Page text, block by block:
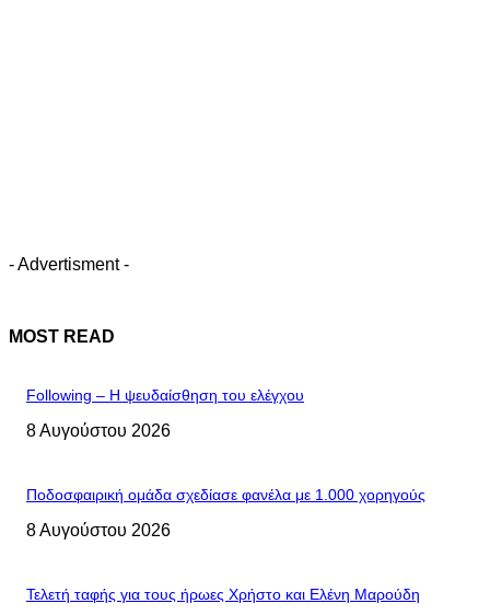
- Advertisment -
MOST READ
Following – Η ψευδαίσθηση του ελέγχου
8 Αυγούστου 2026
Ποδοσφαιρική ομάδα σχεδίασε φανέλα με 1.000 χορηγούς
8 Αυγούστου 2026
Τελετή ταφής για τους ήρωες Χρήστο και Ελένη Μαρούδη